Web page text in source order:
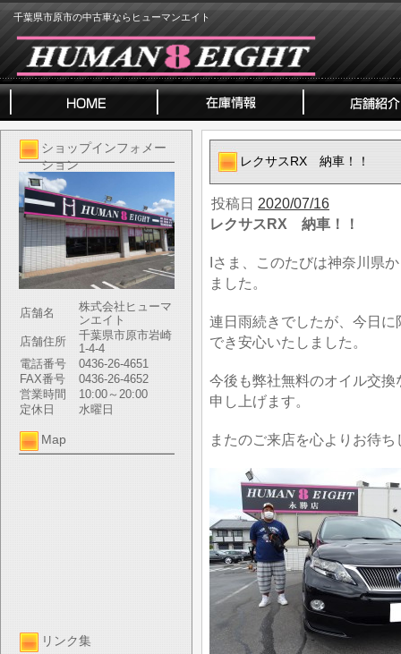
千葉県市原市の中古車ならヒューマンエイト
ショップインフォメー
ション
店舗名
株式会社ヒューマ
ンエイト
店舗住所
千葉県市原市岩崎
1-4-4
電話番号
0436-26-4651
FAX番号
0436-26-4652
営業時間
10:00～20:00
定休日
水曜日
Map
リンク集
レクサスRX 納車！！
投稿日 2020/07/16
レクサスRX 納車！！
Iさま、このたびは神奈川県
ました。
連日雨続きでしたが、今日
でき安心いたしました。
今後も弊社無料のオイル交
申し上げます。
またのご来店を心よりお待